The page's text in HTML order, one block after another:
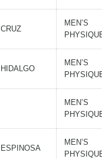
CRUZ
MEN’S
HIDALGO
MEN’S
MEN’S
ESPINOSA
MEN’S